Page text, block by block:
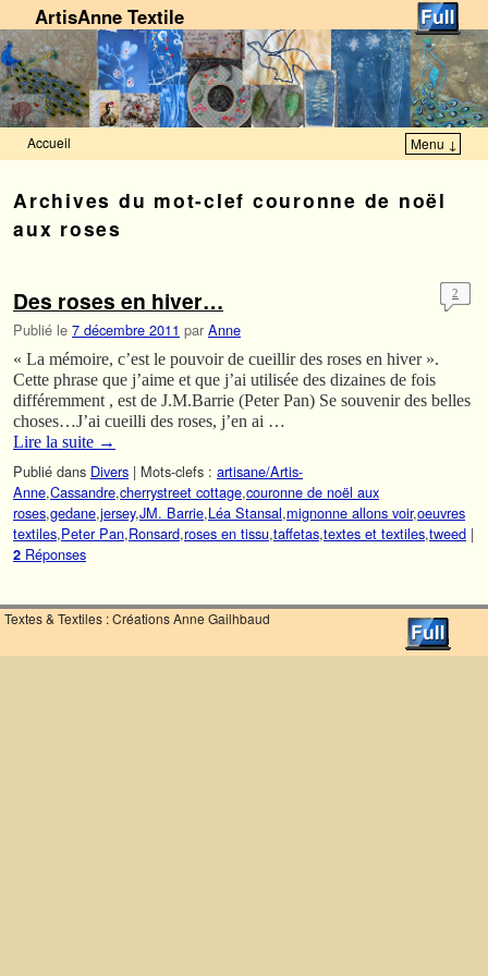
ArtisAnne Textile
Accueil Menu ↓
Archives du mot-clef couronne de noël
aux roses
Des roses en hiver…
Publié le 7 décembre 2011 par Anne
2
« La mémoire, c’est le pouvoir de cueillir des roses en hiver ».
Cette phrase que j’aime et que j’ai utilisée des dizaines de fois
différemment , est de J.M.Barrie (Peter Pan) Se souvenir des belles
choses…J’ai cueilli des roses, j’en ai …
Lire la suite →
Publié dans Divers | Mots-clefs : artisane/Artis-
Anne,Cassandre,cherrystreet cottage,couronne de noël aux
roses,gedane,jersey,JM. Barrie,Léa Stansal,mignonne allons voir,oeuvres
textiles,Peter Pan,Ronsard,roses en tissu,taffetas,textes et textiles,tweed |
2 Réponses
Textes & Textiles : Créations Anne Gailhbaud